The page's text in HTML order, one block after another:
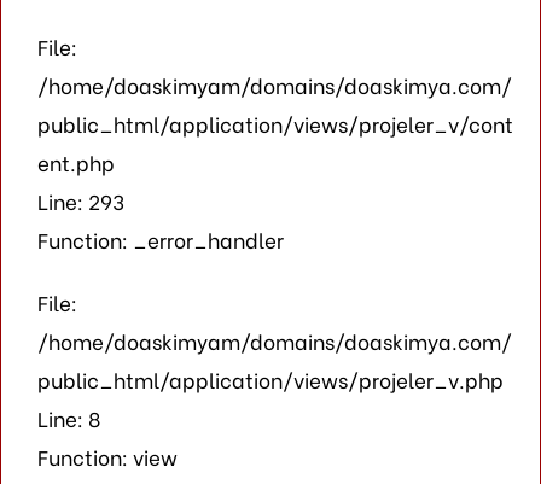
File:
/home/doaskimyam/domains/doaskimya.com/
public_html/application/views/projeler_v/cont
ent.php
Line: 293
Function: _error_handler
File:
/home/doaskimyam/domains/doaskimya.com/
public_html/application/views/projeler_v.php
Line: 8
Function: view